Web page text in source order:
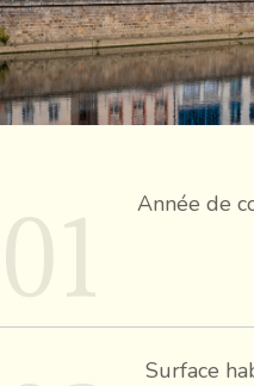
Année de
Surface